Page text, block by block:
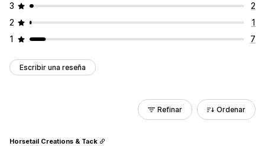
3
2
2
1
1
7
Escribir una reseña
Refinar Ordenar
Horsetail Creations & Tack